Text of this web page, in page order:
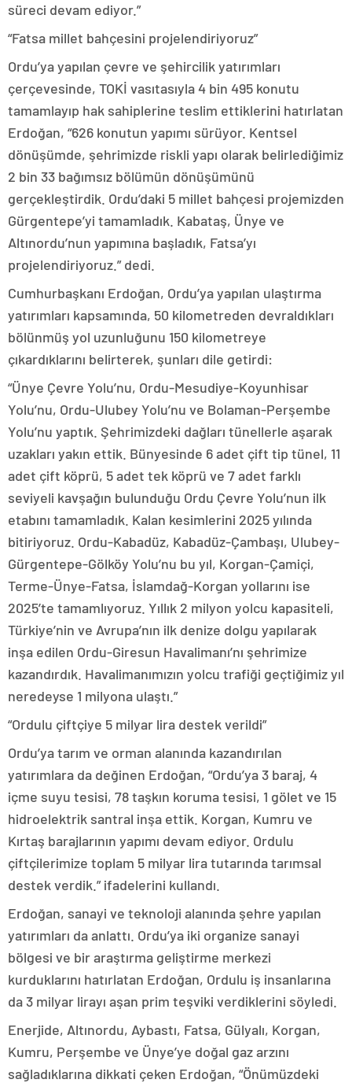
süreci devam ediyor.”
“Fatsa millet bahçesini projelendiriyoruz”
Ordu’ya yapılan çevre ve şehircilik yatırımları
çerçevesinde, TOKİ vasıtasıyla 4 bin 495 konutu
tamamlayıp hak sahiplerine teslim ettiklerini hatırlatan
Erdoğan, “626 konutun yapımı sürüyor. Kentsel
dönüşümde, şehrimizde riskli yapı olarak belirlediğimiz
2 bin 33 bağımsız bölümün dönüşümünü
gerçekleştirdik. Ordu’daki 5 millet bahçesi projemizden
Gürgentepe’yi tamamladık. Kabataş, Ünye ve
Altınordu’nun yapımına başladık, Fatsa’yı
projelendiriyoruz.” dedi.
Cumhurbaşkanı Erdoğan, Ordu’ya yapılan ulaştırma
yatırımları kapsamında, 50 kilometreden devraldıkları
bölünmüş yol uzunluğunu 150 kilometreye
çıkardıklarını belirterek, şunları dile getirdi:
“Ünye Çevre Yolu’nu, Ordu-Mesudiye-Koyunhisar
Yolu’nu, Ordu-Ulubey Yolu’nu ve Bolaman-Perşembe
Yolu’nu yaptık. Şehrimizdeki dağları tünellerle aşarak
uzakları yakın ettik. Bünyesinde 6 adet çift tip tünel, 11
adet çift köprü, 5 adet tek köprü ve 7 adet farklı
seviyeli kavşağın bulunduğu Ordu Çevre Yolu’nun ilk
etabını tamamladık. Kalan kesimlerini 2025 yılında
bitiriyoruz. Ordu-Kabadüz, Kabadüz-Çambaşı, Ulubey-
Gürgentepe-Gölköy Yolu’nu bu yıl, Korgan-Çamiçi,
Terme-Ünye-Fatsa, İslamdağ-Korgan yollarını ise
2025’te tamamlıyoruz. Yıllık 2 milyon yolcu kapasiteli,
Türkiye’nin ve Avrupa’nın ilk denize dolgu yapılarak
inşa edilen Ordu-Giresun Havalimanı’nı şehrimize
kazandırdık. Havalimanımızın yolcu trafiği geçtiğimiz yıl
neredeyse 1 milyona ulaştı.”
“Ordulu çiftçiye 5 milyar lira destek verildi”
Ordu’ya tarım ve orman alanında kazandırılan
yatırımlara da değinen Erdoğan, “Ordu’ya 3 baraj, 4
içme suyu tesisi, 78 taşkın koruma tesisi, 1 gölet ve 15
hidroelektrik santral inşa ettik. Korgan, Kumru ve
Kırtaş barajlarının yapımı devam ediyor. Ordulu
çiftçilerimize toplam 5 milyar lira tutarında tarımsal
destek verdik.” ifadelerini kullandı.
Erdoğan, sanayi ve teknoloji alanında şehre yapılan
yatırımları da anlattı. Ordu’ya iki organize sanayi
bölgesi ve bir araştırma geliştirme merkezi
kurduklarını hatırlatan Erdoğan, Ordulu iş insanlarına
da 3 milyar lirayı aşan prim teşviki verdiklerini söyledi.
Enerjide, Altınordu, Aybastı, Fatsa, Gülyalı, Korgan,
Kumru, Perşembe ve Ünye’ye doğal gaz arzını
sağladıklarına dikkati çeken Erdoğan, “Önümüzdeki